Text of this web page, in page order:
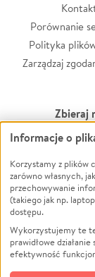
Porównanie
Polityka
Zarządzaj
Zbieraj
Pożar
Pomoc
Informacje o
Korzystamy z plików
zarówno własnych,
przechowywanie
(takiego jak np.
dostępu.
Wykorzystujemy te
prawidłowe
efektywność